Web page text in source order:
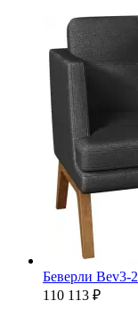
Беверли Bev3-2
110 113 ₽